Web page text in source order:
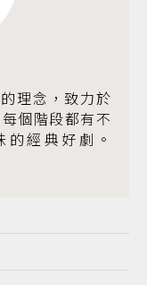
理念，致力於
個階段都有不
經典好劇。